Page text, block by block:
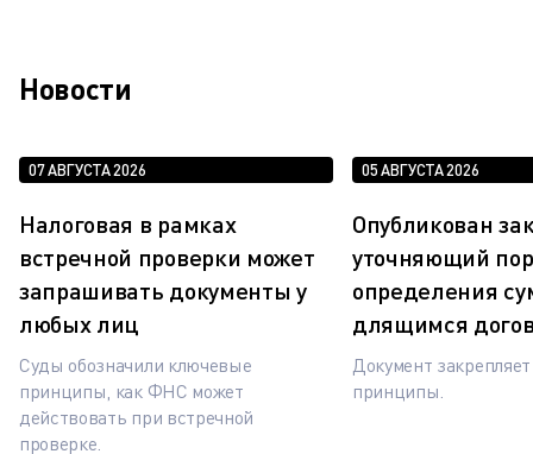
Новости
07 АВГУСТА 2026
Налоговая в рамках
встречной проверки может
запрашивать документы у
любых лиц
Суды обозначили ключевые
принципы, как ФНС может
действовать при встречной
проверке.
05 АВГУСТА 2026
Опубликован
уточняющий
определения
длящимся
Документ
принципы.